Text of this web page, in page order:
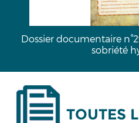
, la
Livret des sorties
TOUTES